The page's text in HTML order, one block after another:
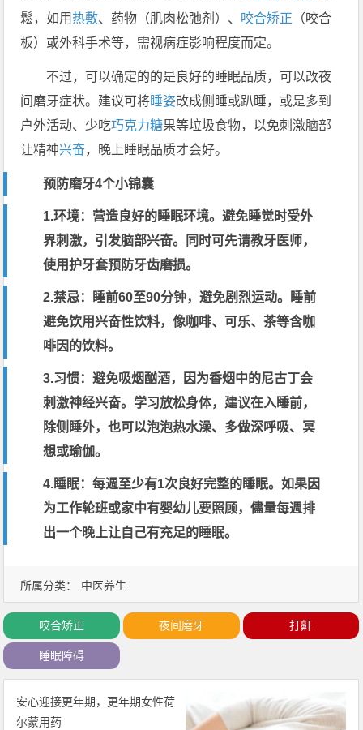
所属分类： 中医养生
鬆，如用热敷、药物（肌肉松弛剂）、 咬合矫正 （咬合
板）或外科手术等，需视病症影响程度而定。
不过，可以确定的的是良好的睡眠品质，可以改夜
间磨牙症状。建议可将睡姿改成侧睡或趴睡，或是多到
户外活动、少吃巧克力糖果等垃圾食物，以免刺激脑部
让精神兴奋，晚上睡眠品质才会好。
预防磨牙4个小锦囊
1.环境：营造良好的睡眠环境。避免睡觉时受外
界刺激，引发脑部兴奋。同时可先请教牙医师，
使用护牙套预防牙齿磨损。
2.禁忌：睡前60至90分钟，避免剧烈运动。睡前
避免饮用兴奋性饮料，像咖啡、 可乐、茶等含咖
啡因的饮料。
3.习惯：避免吸烟酗酒，因为香烟中的尼古丁会
刺激神经兴奋。学习放松身体，建议在入睡前，
除侧睡外，也可以泡泡热水澡、多做深呼吸、 冥
想或瑜伽。
4.睡眠：每週至少有1次良好完整的睡眠。如果因
为工作轮班或家中有婴幼儿要照顾，儘量每週排
出一个晚上让自己有充足的睡眠。
咬合矫正 夜间磨牙 打鼾
睡眠障碍
安心迎接更年期，更年期女性荷
尔蒙用药